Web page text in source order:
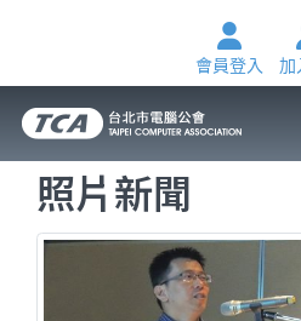
會員登入 加
照片新聞